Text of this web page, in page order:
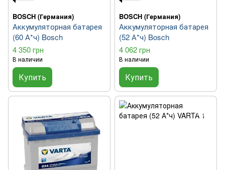
BOSCH (Германия)
Аккумуляторная батарея
(60 А*ч) Bosch
4 350 грн
В наличии
Купить
BOSCH (Германия)
Аккумуляторная батарея
(52 А*ч) Bosch
4 062 грн
В наличии
Купить